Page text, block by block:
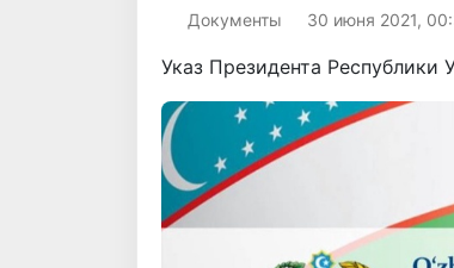
Документы 30 июня 2021,
Указ Президента Республики